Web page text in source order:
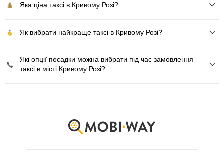
Яка ціна таксі в Кривому Розі?
Як вибрати найкраще таксі в Кривому Розі?
Які опції посадки можна вибрати під час замовлення
таксі в місті Кривому Розі?